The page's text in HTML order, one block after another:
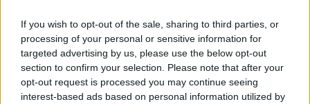
If you wish to opt-out of the sale, sharing to third parties, or
processing of your personal or sensitive information for
targeted advertising by us, please use the below opt-out
section to confirm your selection. Please note that after your
opt-out request is processed you may continue seeing
interest-based ads based on personal information utilized by